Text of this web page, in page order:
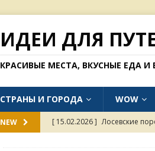
ИДЕИ ДЛЯ
КРАСИВЫЕ МЕСТА, ВКУСНЫЕ ЕДА
СТРАНЫ И ГОРОДА WOW
NEW [ 15.02.2026 ] Лосевские